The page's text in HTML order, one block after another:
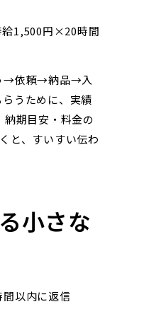
給1,500円×20時間
→依頼→納品→入
うために、実績
期目安・料金の
と、すいすい伝わ
小さな
以内に返信